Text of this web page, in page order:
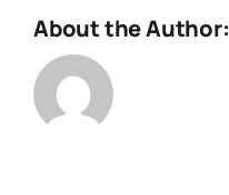
About the Author: